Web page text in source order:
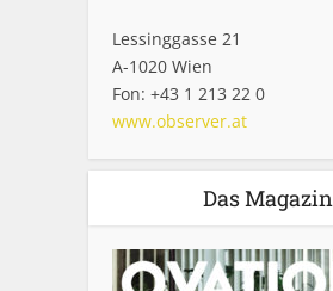
Lessinggasse 21
A-1020 Wien
Fon: +43 1 213 22 0
www.observer.at
Das Magazin